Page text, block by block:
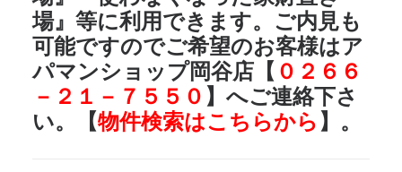
場』等に利用できます。ご内見も
可能ですのでご希望のお客様はア
パマンショップ岡谷店 【 ０２６６
－２１－７５５０ 】へご連絡下さ
い。【物件検索はこちらから 】。